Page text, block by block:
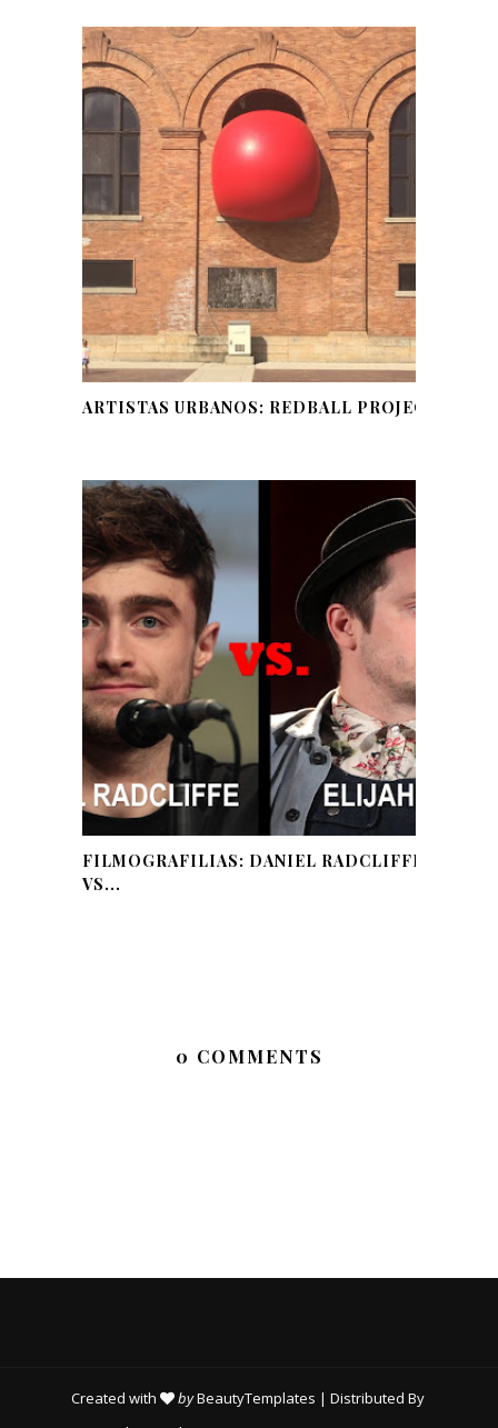
ARTISTAS URBANOS: REDBALL PROJECT
FILMOGRAFILIAS: DANIEL RADCLIFFE
VS...
0 COMMENTS
Created with byBeautyTemplates | Distributed By